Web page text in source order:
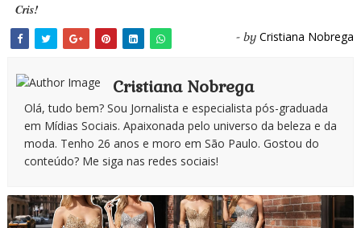
Cris!
- by Cristiana Nobrega
Cristiana Nobrega
Olá, tudo bem? Sou Jornalista e especialista pós-graduada
em Mídias Sociais. Apaixonada pelo universo da beleza e da
moda. Tenho 26 anos e moro em São Paulo. Gostou do
conteúdo? Me siga nas redes sociais!